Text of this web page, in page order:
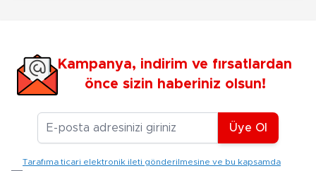
Kampanya, indirim ve fırsatlardan
önce sizin haberiniz olsun!
E-posta Adresiniz
Üye Ol
Tarafıma ticari elektronik ileti gönderilmesine ve bu kapsamda